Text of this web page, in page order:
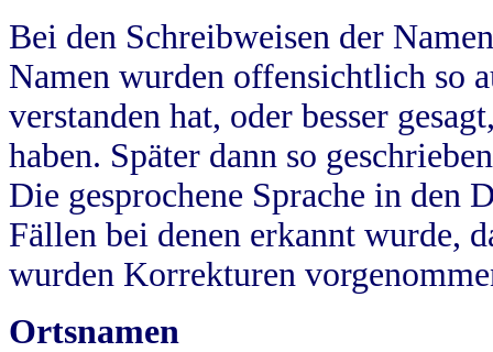
Bei den Schreibweisen der
Namen wurden offensichtlich so
verstanden hat, oder besser
haben. Später dann so
Die gesprochene Sprache in
Fällen bei denen erkannt wurde,
wurden Korrekturen
Ortsnamen